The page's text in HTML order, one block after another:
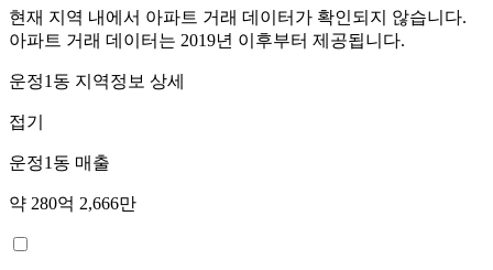
현재 지역 내에서 아파트 거래 데이터가 확인되지 않습니다.
아파트 거래 데이터는 2019년 이후부터 제공됩니다.
운정1동 지역정보 상세
접기
운정1동 매출
약 280억 2,666만